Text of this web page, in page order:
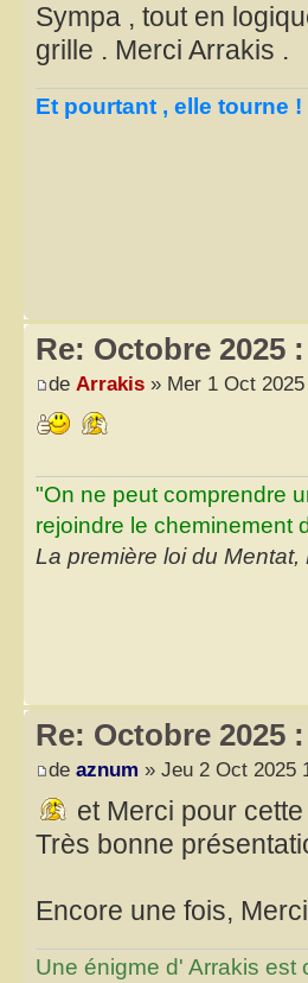
Sympa , tout en
grille . Merci Arrakis .
Et pourtant , elle tourne !
Re: Octobre 2025
de Arrakis » Mer 1 Oct
"On ne peut comprendre
rejoindre le cheminement
La première loi du
Re: Octobre 2025
de aznum » Jeu 2 Oct 2025
et Merci pour
Très bonne
Encore une fois,
Une énigme d' Arrakis est